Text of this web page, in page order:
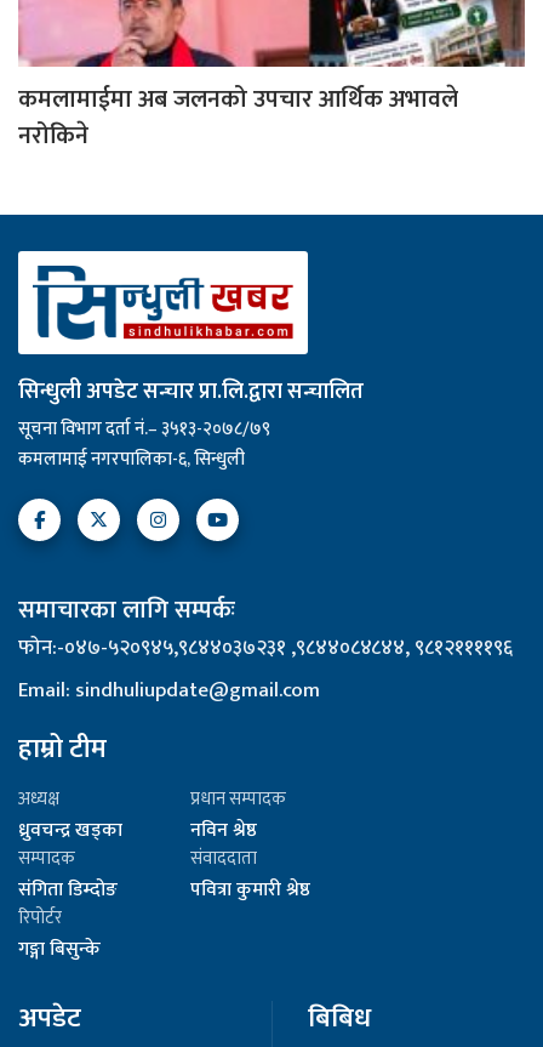
कमलामाईमा अब जलनको उपचार आर्थिक अभावले
नरोकिने
सिन्धुली अपडेट सन्चार प्रा.लि.द्वारा सन्चालित
सूचना विभाग दर्ता नं.– ३५१३-२०७८/७९
कमलामाई नगरपालिका-६, सिन्धुली
समाचारका लागि सम्पर्कः
फोन:-०४७-५२०९४५,९८४४०३७२३१ ,९८४४०८४८४४, ९८१२११११९६
Email: sindhuliupdate@gmail.com
हाम्रो टीम
अध्यक्ष
ध्रुवचन्द्र खड्का
प्रधान सम्पादक
नविन श्रेष्ठ
सम्पादक
संगिता डिम्दोङ
संवाददाता
पवित्रा कुमारी श्रेष्ठ
रिपोर्टर
गङ्गा बिसुन्के
अपडेट बिबिध